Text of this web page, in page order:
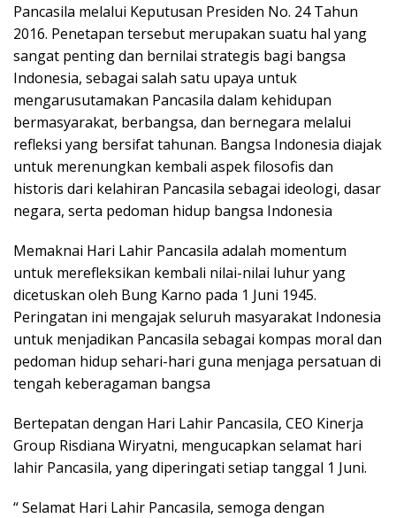
Pancasila melalui Keputusan Presiden No. 24 Tahun
2016. Penetapan tersebut merupakan suatu hal yang
sangat penting dan bernilai strategis bagi bangsa
Indonesia, sebagai salah satu upaya untuk
mengarusutamakan Pancasila dalam kehidupan
bermasyarakat, berbangsa, dan bernegara melalui
refleksi yang bersifat tahunan. Bangsa Indonesia diajak
untuk merenungkan kembali aspek filosofis dan
historis dari kelahiran Pancasila sebagai ideologi, dasar
negara, serta pedoman hidup bangsa Indonesia
Memaknai Hari Lahir Pancasila adalah momentum
untuk merefleksikan kembali nilai-nilai luhur yang
dicetuskan oleh Bung Karno pada 1 Juni 1945.
Peringatan ini mengajak seluruh masyarakat Indonesia
untuk menjadikan Pancasila sebagai kompas moral dan
pedoman hidup sehari-hari guna menjaga persatuan di
tengah keberagaman bangsa
Bertepatan dengan Hari Lahir Pancasila, CEO Kinerja
Group Risdiana Wiryatni, mengucapkan selamat hari
lahir Pancasila, yang diperingati setiap tanggal 1 Juni.
“ Selamat Hari Lahir Pancasila, semoga dengan